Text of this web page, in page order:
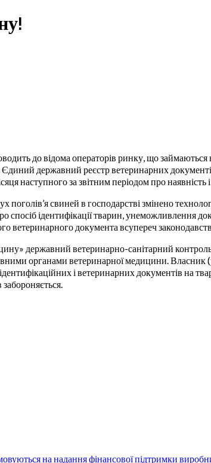
до відома операторів ринку, що
державний реєстр ветеринарних
наступного за звітним періодом про наявність
поголів’я свиней в господарстві змінено
спосіб ідентифікації тварин, унеможливлення
ветеринарного документа всупереч
державний ветеринарно-санітарний
органами ветеринарної медицини.
і ветеринарних документів на
на надання фінансової підтримки